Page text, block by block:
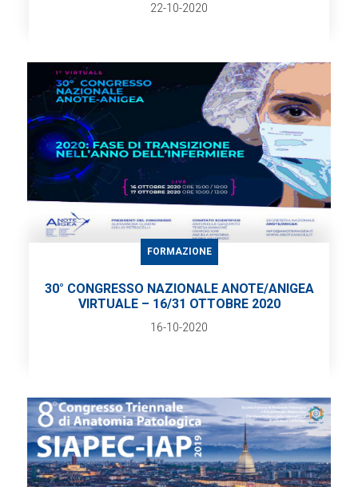
22-10-2020
FORMAZIONE
30° CONGRESSO NAZIONALE ANOTE/ANIGEA
VIRTUALE – 16/31 OTTOBRE 2020
16-10-2020